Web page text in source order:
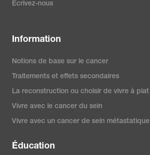
Écrivez-nous
Information
Notions de base sur le cancer
Traitements et effets secondaires
La reconstruction ou choisir de vivre à plat
Vivre avec le cancer du sein
Vivre avec un cancer de sein métastatique
Éducation